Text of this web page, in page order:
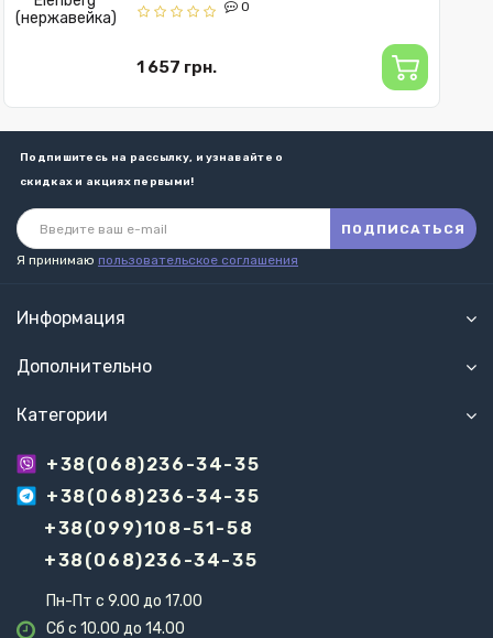
0
1 657 грн.
Подпишитесь на рассылку, и узнавайте о
скидках и акциях первыми!
ПОДПИСАТЬСЯ
Я принимаю пользовательское соглашения
Информация
Дополнительно
Категории
+38(068)236-34-35
+38(068)236-34-35
+38(099)108-51-58
+38(068)236-34-35
Пн-Пт с 9.00 до 17.00
Сб с 10.00 до 14.00